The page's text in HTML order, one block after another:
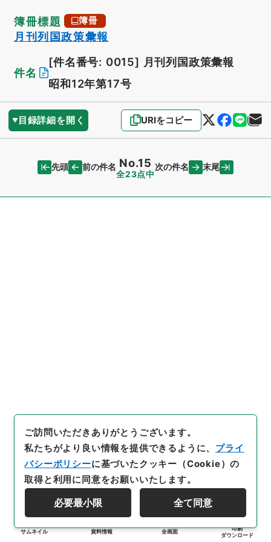
簿冊標題 簿冊
月刊列国政策彙報
件名
[件名番号: 0015] 月刊列国政策彙報
昭和12年第17号
目録詳細を開く URIをコピー
先頭 前の件名 No.15
全23点中
次の件名 末尾
サムネイル 資料情報 全画面
印刷
ダウンロード
ご訪問いただきありがとうございます。
私たちがより良い情報を提供できるように、 プライ
バシーポリシーに基づいたクッキー（Cookie）の
取得と利用に同意をお願いいたします。
必要最小限 全て同意